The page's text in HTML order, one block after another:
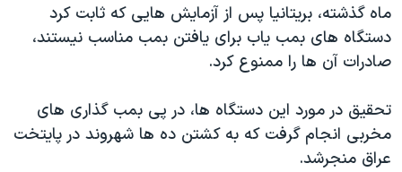
چهل سال گروگان‌گیری
قانون شفافیت دارائی کادر رهبری ایران
اسرائیل در جنگ
نرگس محمدی برنده جایزه نوبل صلح
ماه گذشته، بریتانیا پس از آزمایش هایی که ثابت کرد
دستگاه های بمب یاب برای یافتن بمب مناسب نیستند،
صادرات آن ها را ممنوع کرد.
تحقیق در مورد این دستگاه ها، در پی بمب گذاری های
مخربی انجام گرفت که به کشتن ده ها شهروند در پایتخت
عراق منجرشد.